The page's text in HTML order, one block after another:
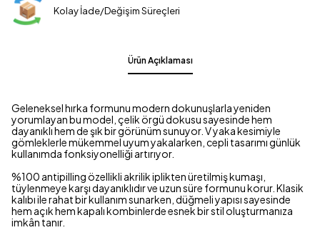
Kolay İade/Değişim Süreçleri
Ürün Açıklaması
Geleneksel hırka formunu modern dokunuşlarla yeniden
yorumlayan bu model, çelik örgü dokusu sayesinde hem
dayanıklı hem de şık bir görünüm sunuyor. V yaka kesimiyle
gömleklerle mükemmel uyum yakalarken, cepli tasarımı günlük
kullanımda fonksiyonelliği artırıyor.
%100 antipilling özellikli akrilik iplikten üretilmiş kumaşı,
tüylenmeye karşı dayanıklıdır ve uzun süre formunu korur. Klasik
kalıbı ile rahat bir kullanım sunarken, düğmeli yapısı sayesinde
hem açık hem kapalı kombinlerde esnek bir stil oluşturmanıza
imkân tanır.